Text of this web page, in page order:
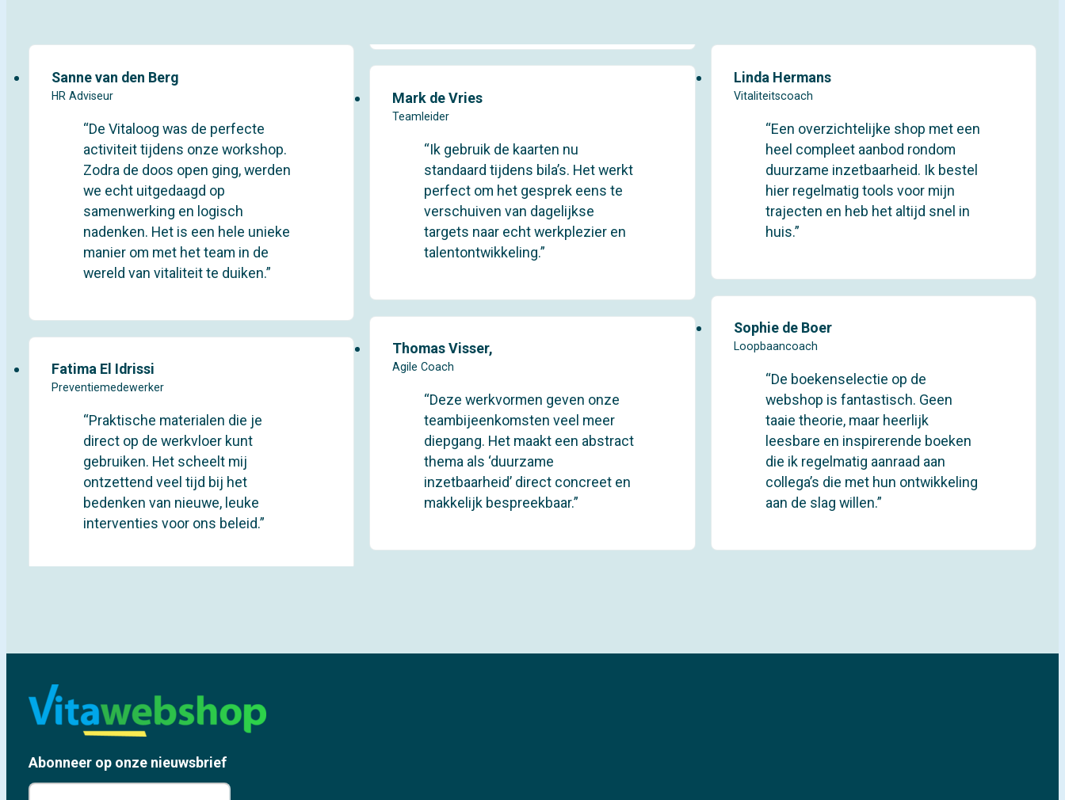
Sanne van den Berg
HR Adviseur
“De Vitaloog was de perfecte
activiteit tijdens onze workshop.
Zodra de doos open ging, werden
we echt uitgedaagd op
samenwerking en logisch
nadenken. Het is een hele unieke
manier om met het team in de
wereld van vitaliteit te duiken.”
Fatima El Idrissi
Preventiemedewerker
“Praktische materialen die je
direct op de werkvloer kunt
gebruiken. Het scheelt mij
ontzettend veel tijd bij het
bedenken van nieuwe, leuke
interventies voor ons beleid.”
Mark de Vries
Teamleider
“Ik gebruik de kaarten nu
standaard tijdens bila’s. Het werkt
perfect om het gesprek eens te
verschuiven van dagelijkse
targets naar echt werkplezier en
talentontwikkeling.”
Thomas Visser,
Agile Coach
“Deze werkvormen geven onze
teambijeenkomsten veel meer
diepgang. Het maakt een abstract
thema als ‘duurzame
inzetbaarheid’ direct concreet en
makkelijk bespreekbaar.”
Linda Hermans
Vitaliteitscoach
“Een overzichtelijke shop met een
heel compleet aanbod rondom
duurzame inzetbaarheid. Ik bestel
hier regelmatig tools voor mijn
trajecten en heb het altijd snel in
huis.”
Sophie de Boer
Loopbaancoach
“De boekenselectie op de
webshop is fantastisch. Geen
taaie theorie, maar heerlijk
leesbare en inspirerende boeken
die ik regelmatig aanraad aan
collega’s die met hun ontwikkeling
aan de slag willen.”
Abonneer op onze nieuwsbrief